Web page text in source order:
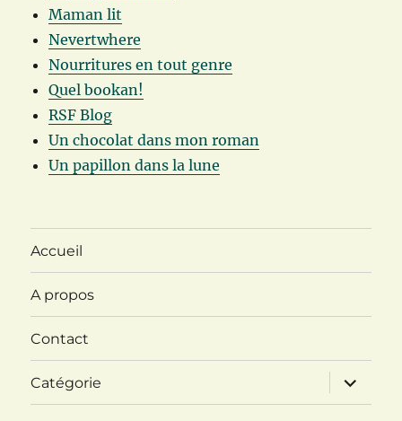
Maman lit
Nevertwhere
Nourritures en tout genre
Quel bookan!
RSF Blog
Un chocolat dans mon roman
Un papillon dans la lune
Accueil
A propos
Contact
Catégorie
ouvrir
le
sous-